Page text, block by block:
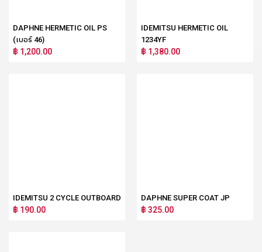
DAPHNE HERMETIC OIL PS
(เบอร์ 46)
฿ 1,200.00
IDEMITSU HERMETIC OIL
1234YF
฿ 1,380.00
IDEMITSU 2 CYCLE OUTBOARD
฿ 190.00
DAPHNE SUPER COAT JP
฿ 325.00